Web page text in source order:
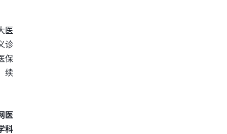
医
诊
保
续
医
科